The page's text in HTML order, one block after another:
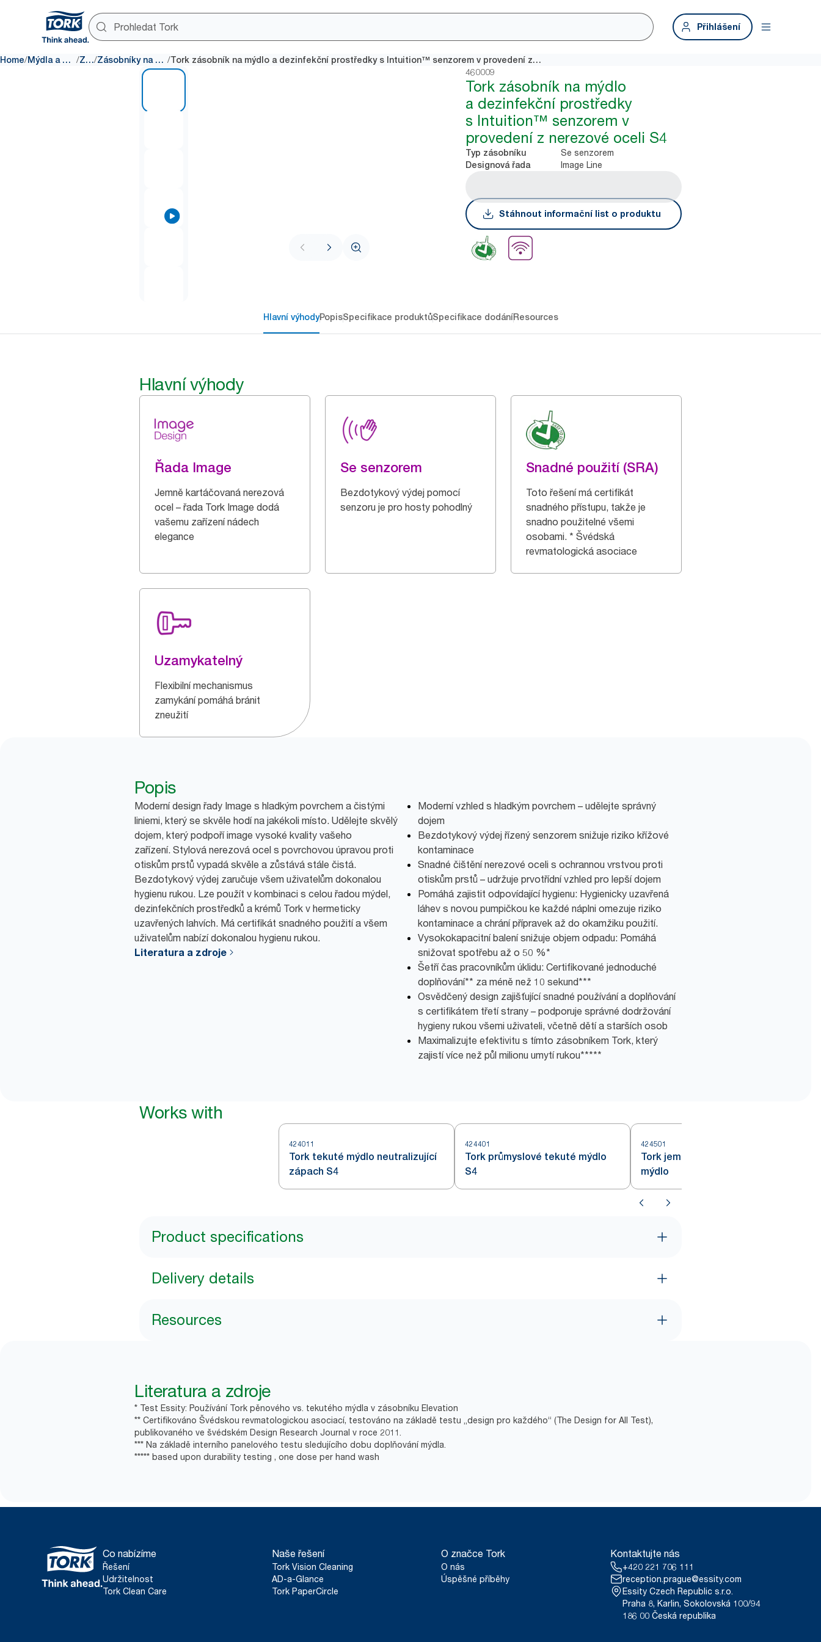
Přihlášení
Home/ Mýdla a dezinfekční prostředky / Zásobníky/ Zásobníky na mýdla a dezinfekční prostředky / Tork zásobník na mýdlo a dezinfekční prostředky s Intuition™ senzorem v provedení z nerezové oceli S4
460009
Tork zásobník na mýdlo
a dezinfekční prostředky
s Intuition™ senzorem v
provedení z nerezové oceli S4
Typ zásobníku Se senzorem
Designová řada Image Line
Stáhnout informační list o produktu
Hlavní výhodyPopisSpecifikace produktůSpecifikace dodáníResources
Hlavní výhody
Řada Image
Jemně kartáčovaná nerezová
ocel – řada Tork Image dodá
vašemu zařízení nádech
elegance
Se senzorem
Bezdotykový výdej pomocí
senzoru je pro hosty pohodlný
Snadné použití (SRA)
Toto řešení má certifikát
snadného přístupu, takže je
snadno použitelné všemi
osobami. * Švédská
revmatologická asociace
Uzamykatelný
Flexibilní mechanismus
zamykání pomáhá bránit
zneužití
Popis
Moderní design řady Image s hladkým povrchem a čistými
liniemi, který se skvěle hodí na jakékoli místo. Udělejte skvělý
dojem, který podpoří image vysoké kvality vašeho
zařízení. Stylová nerezová ocel s povrchovou úpravou proti
otiskům prstů vypadá skvěle a zůstává stále čistá.
Bezdotykový výdej zaručuje všem uživatelům dokonalou
hygienu rukou. Lze použít v kombinaci s celou řadou mýdel,
dezinfekčních prostředků a krémů Tork v hermeticky
uzavřených lahvích. Má certifikát snadného použití a všem
uživatelům nabízí dokonalou hygienu rukou.
Literatura a zdroje
Moderní vzhled s hladkým povrchem – udělejte správný
dojem
Bezdotykový výdej řízený senzorem snižuje riziko křížové
kontaminace
Snadné čištění nerezové oceli s ochrannou vrstvou proti
otiskům prstů – udržuje prvotřídní vzhled pro lepší dojem
Pomáhá zajistit odpovídající hygienu: Hygienicky uzavřená
láhev s novou pumpičkou ke každé náplni omezuje riziko
kontaminace a chrání přípravek až do okamžiku použití.
Vysokokapacitní balení snižuje objem odpadu: Pomáhá
snižovat spotřebu až o 50 %*
Šetří čas pracovníkům úklidu: Certifikované jednoduché
doplňování** za méně než 10 sekund***
Osvědčený design zajišťující snadné používání a doplňování
s certifikátem třetí strany – podporuje správné dodržování
hygieny rukou všemi uživateli, včetně dětí a starších osob
Maximalizujte efektivitu s tímto zásobníkem Tork, který
zajistí více než půl milionu umytí rukou*****
Works with
424011
Tork tekuté mýdlo neutralizující
zápach S4
424401
Tork průmyslové tekuté mýdlo
S4
424501
Tork jemně parfémované tekuté
mýdlo
Product specifications
Delivery details
Resources
Literatura a zdroje
* Test Essity: Používání Tork pěnového vs. tekutého mýdla v zásobníku Elevation
** Certifikováno Švédskou revmatologickou asociací, testováno na základě testu „design pro každého“ (The Design for All Test),
publikovaného ve švédském Design Research Journal v roce 2011.
*** Na základě interního panelového testu sledujícího dobu doplňování mýdla.
***** based upon durability testing , one dose per hand wash
Co nabízíme
Řešení
Udržitelnost
Tork Clean Care
Naše řešení
Tork Vision Cleaning
AD-a-Glance
Tork PaperCircle
O značce Tork
O nás
Úspěšné příběhy
Kontaktujte nás
+420 221 706 111
reception.prague@essity.com
Essity Czech Republic s.r.o.
Praha 8, Karlin, Sokolovská 100/94
186 00 Česká republika